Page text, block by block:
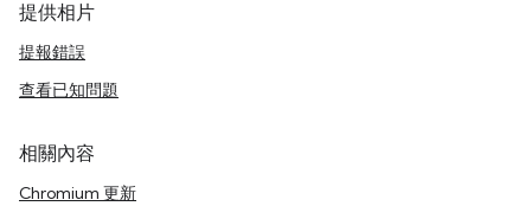
提供相片
提報錯誤
查看已知問題
相關內容
Chromium 更新